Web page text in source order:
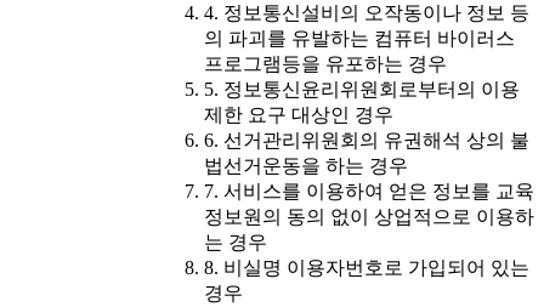
4. 정보통신설비의 오작동이나 정보 등
의 파괴를 유발하는 컴퓨터 바이러스
프로그램등을 유포하는 경우
5. 정보통신윤리위원회로부터의 이용
제한 요구 대상인 경우
6. 선거관리위원회의 유권해석 상의 불
법선거운동을 하는 경우
7. 서비스를 이용하여 얻은 정보를 교육
정보원의 동의 없이 상업적으로 이용하
는 경우
8. 비실명 이용자번호로 가입되어 있는
경우